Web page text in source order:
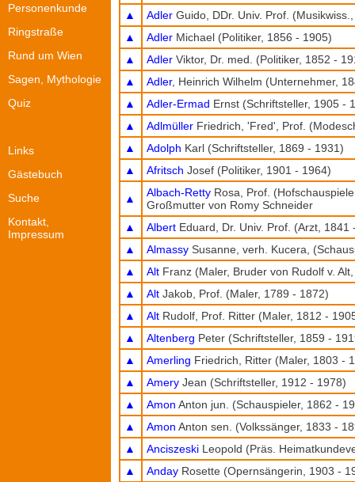
Personenkunde
Ringstraße
Rund um Wien
Sagen, Mythologie
Quiz
Links
Gästebuch
Suche
Kontakt,
Impressum
▲
Adler Guido, DDr. Univ. Prof.
▲
Adler Michael (Politiker, 1856 - 1905)
▲
Adler Viktor, Dr. med. (Politiker, 1852 -
▲
Adler, Heinrich Wilhelm (Unternehmer,
▲
Adler-Ermad Ernst (Schriftsteller, 1905 -
▲
Adlmüller Friedrich, 'Fred', Prof.
▲
Adolph Karl (Schriftsteller, 1869 - 1931)
▲
Afritsch Josef (Politiker, 1901 - 1964)
▲ Albach-Retty Rosa, Prof.
Großmutter von Romy Schneider
▲
Albert Eduard, Dr. Univ. Prof. (Arzt, 1841
▲
Almassy Susanne, verh. Kucera,
▲
Alt Franz (Maler, Bruder von Rudolf v.
▲
Alt Jakob, Prof. (Maler, 1789 - 1872)
▲
Alt Rudolf, Prof. Ritter (Maler, 1812 -
▲
Altenberg Peter (Schriftsteller, 1859 -
▲
Amerling Friedrich, Ritter (Maler, 1803 -
▲
Amery Jean (Schriftsteller, 1912 - 1978)
▲
Amon Anton jun. (Schauspieler, 1862 -
▲
Amon Anton sen. (Volkssänger, 1833 -
▲
Anciszeski Leopold (Präs.
▲
Anday Rosette (Opernsängerin, 1903 -